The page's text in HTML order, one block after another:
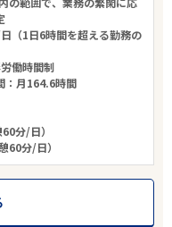
（1日6時間を超える勤務の
働時間制
：月164.6時間
分/日）
60分/日）